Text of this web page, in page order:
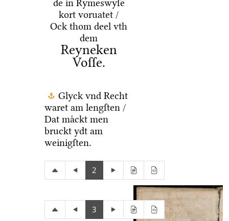
de in Rymeswyſe
kort voruatet /
Ock thom deel vth
dem
Reyneken
Voſſe.
Glyck vnd Recht
waret am lengſten /
Dat maͤckt men
bruckt ydt am
weinigſten.
2
3